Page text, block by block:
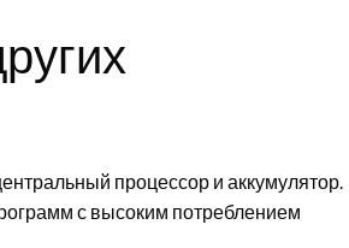
процессор и аккумулятор.
с высоким потреблением